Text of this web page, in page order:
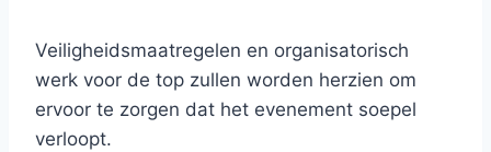
Veiligheidsmaatregelen en organisatorisch
werk voor de top zullen worden herzien om
ervoor te zorgen dat het evenement soepel
verloopt.